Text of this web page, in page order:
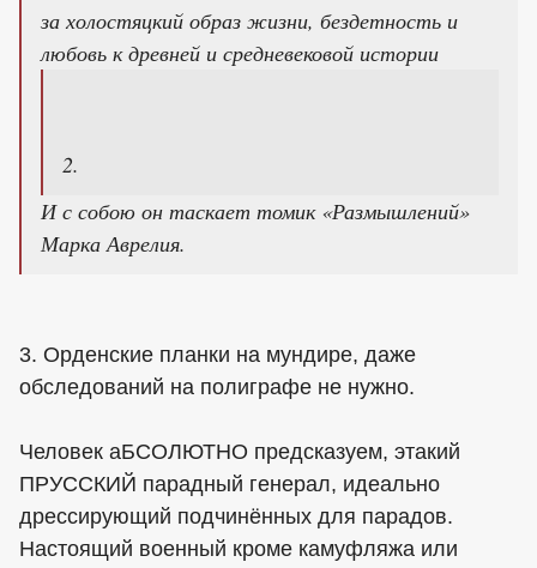
за холостяцкий образ жизни, бездетность и
любовь к древней и средневековой истории
2.
И с собою он таскает томик «Размышлений»
Марка Аврелия.
3. Орденские планки на мундире, даже
обследований на полиграфе не нужно.
Человек аБСОЛЮТНО предсказуем, этакий
ПРУССКИЙ парадный генерал, идеально
дрессирующий подчинённых для парадов.
Настоящий военный кроме камуфляжа или